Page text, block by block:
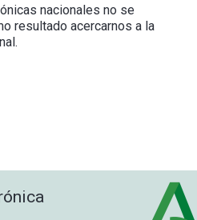
nacionales no se
resultado acercarnos a la